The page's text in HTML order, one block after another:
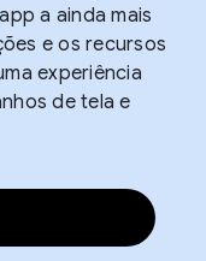
a ainda mais
e os recursos
experiência
de tela e